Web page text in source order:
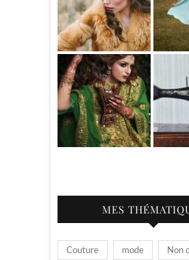
MES
Couture mode Non